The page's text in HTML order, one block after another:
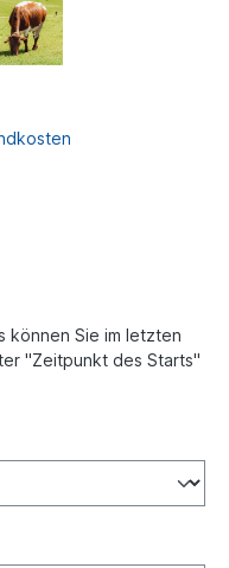
können Sie im letzten
"Zeitpunkt des Starts"